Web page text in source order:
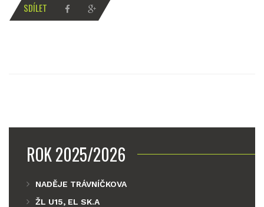
ROK 2025/2026
NADĚJE TRÁVNÍČKOVA
ŽL U15, EL SK.A
SDÍLET